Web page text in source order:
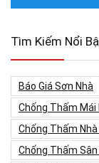
Tìm Kiếm Nổi
Báo Giá Sơn Nhà
Chống Thấm Mái
Chống Thấm
Chống Thấm